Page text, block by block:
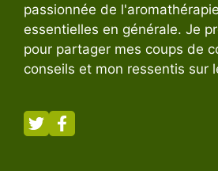
passionnée de
essentielles en générale. Je
pour partager mes coups de
conseils et mon ressentis sur